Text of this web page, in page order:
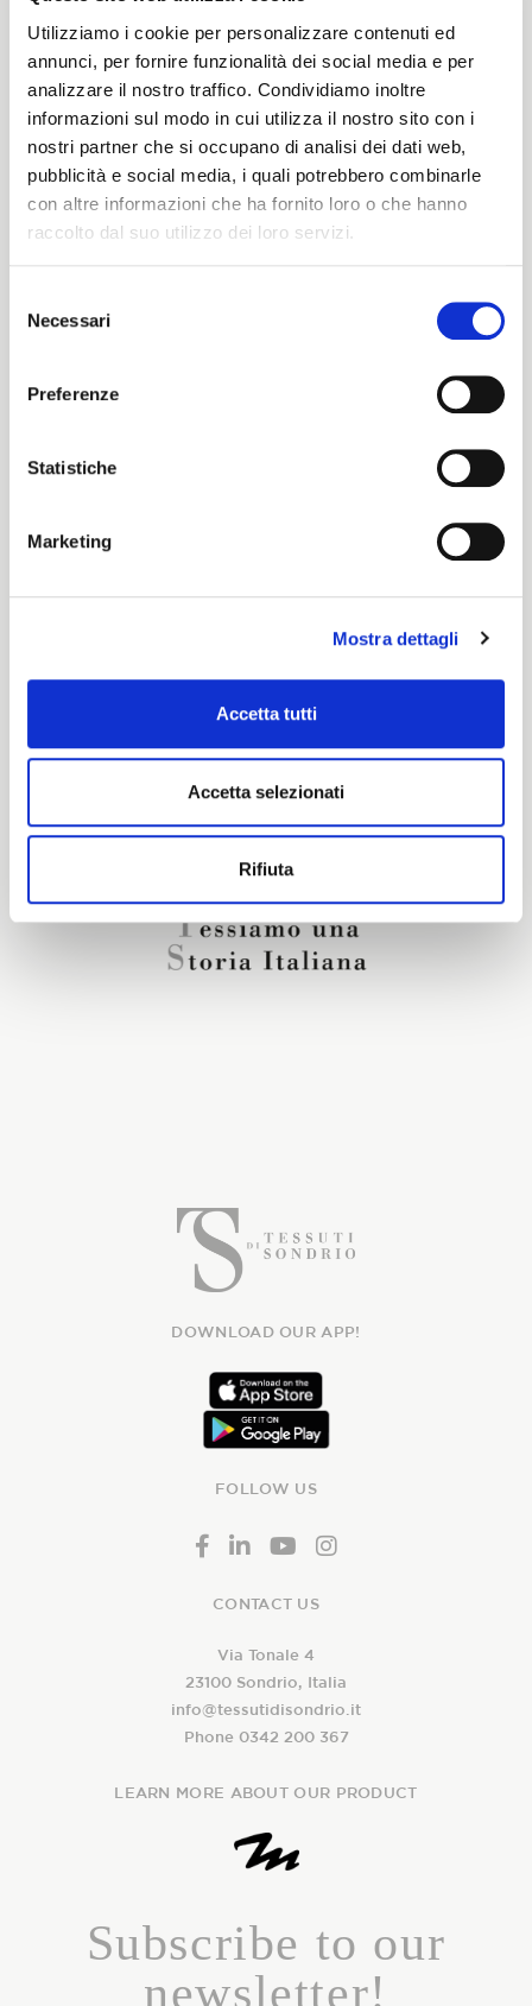
Utilizziamo i cookie per personalizzare contenuti ed
annunci, per fornire funzionalità dei social media e per
analizzare il nostro traffico. Condividiamo inoltre
informazioni sul modo in cui utilizza il nostro sito con i
nostri partner che si occupano di analisi dei dati web,
pubblicità e social media, i quali potrebbero combinarle
con altre informazioni che ha fornito loro o che hanno
raccolto dal suo utilizzo dei loro servizi.
delNecessari
Preferenze
Statistiche
Marketing
Mostra dettagli
Accetta tutti
Accetta selezionati
Rifiuta
Height
131/134 CM
Are you interested in this fabric?
CONTACT OUR FINANCIAL ADVISOR
DOWNLOAD OUR APP!
FOLLOW US
CONTACT US
Via Tonale 4
23100 Sondrio, Italia
info@tessutidisondrio.it
Phone 0342 200 367
LEARN MORE ABOUT OUR PRODUCT
Subscribe to our
newsletter!